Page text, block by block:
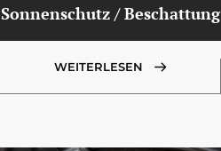
Sonnenschutz / Beschattung
WEITERLESEN